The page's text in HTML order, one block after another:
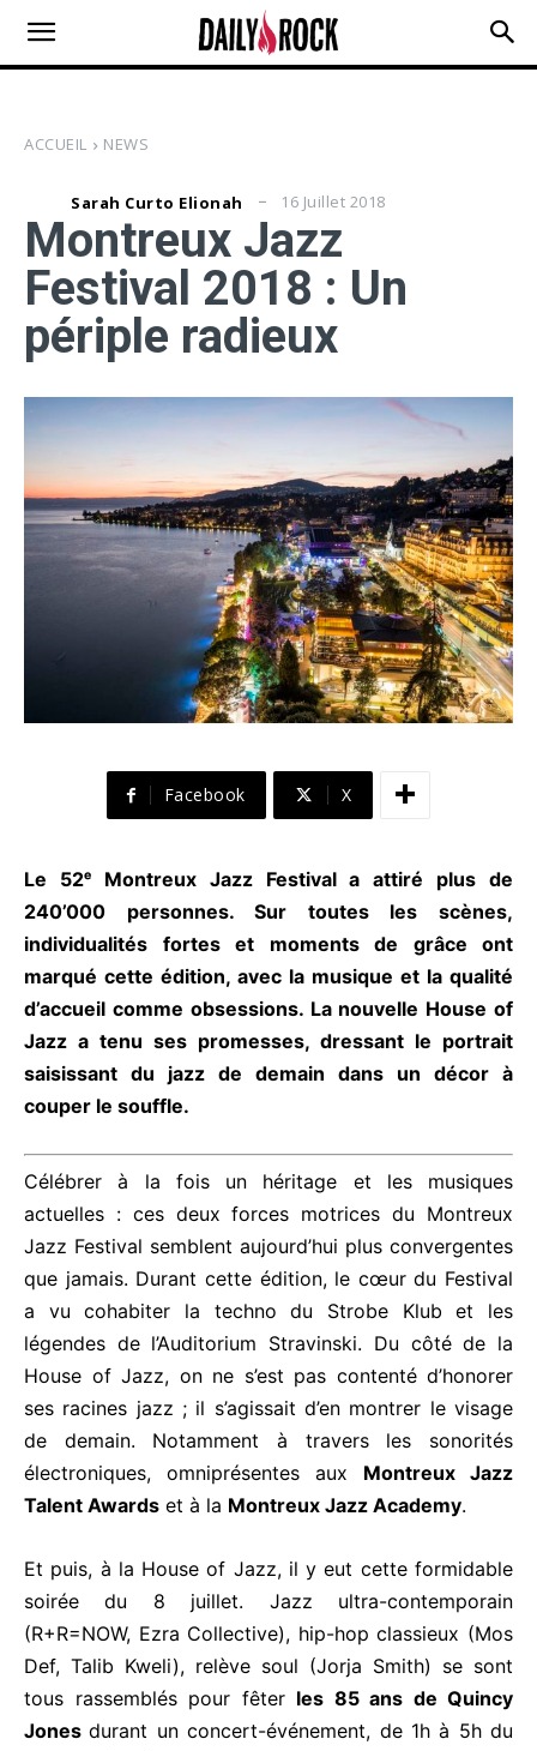
ACCUEIL NEWS
Sarah Curto Elionah 16 Juillet 2018
Montreux Jazz
Festival 2018 : Un
périple radieux
Facebook X
Le 52ᵉ Montreux Jazz Festival a attiré plus de
240’000 personnes. Sur toutes les scènes,
individualités fortes et moments de grâce ont
marqué cette édition, avec la musique et la qualité
d’accueil comme obsessions. La nouvelle House of
Jazz a tenu ses promesses, dressant le portrait
saisissant du jazz de demain dans un décor à
couper le souffle.
Célébrer à la fois un héritage et les musiques
actuelles : ces deux forces motrices du Montreux
Jazz Festival semblent aujourd’hui plus convergentes
que jamais. Durant cette édition, le cœur du Festival
a vu cohabiter la techno du Strobe Klub et les
légendes de l’Auditorium Stravinski. Du côté de la
House of Jazz, on ne s’est pas contenté d’honorer
ses racines jazz ; il s’agissait d’en montrer le visage
de demain. Notamment à travers les sonorités
électroniques, omniprésentes aux Montreux Jazz
Talent Awards et à la Montreux Jazz Academy.
Et puis, à la House of Jazz, il y eut cette formidable
soirée du 8 juillet. Jazz ultra-contemporain
(R+R=NOW, Ezra Collective), hip-hop classieux (Mos
Def, Talib Kweli), relève soul (Jorja Smith) se sont
tous rassemblés pour fêter les 85 ans de Quincy
Jonesdurant un concert-événement, de 1h à 5h du